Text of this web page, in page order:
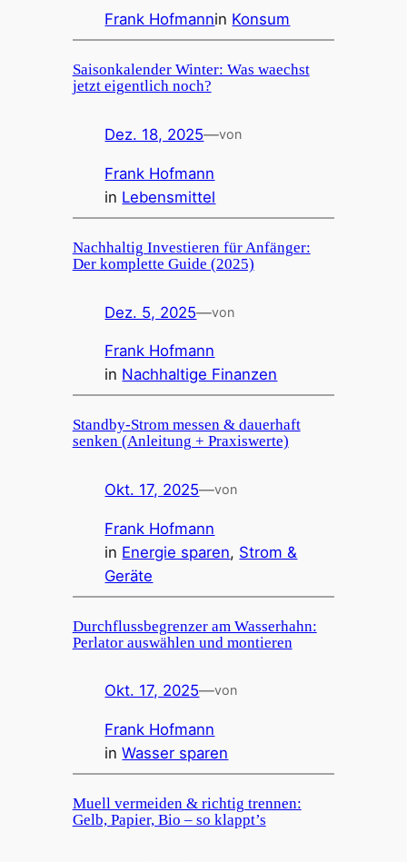
Frank Hofmannin Konsum
Saisonkalender Winter: Was waechst
jetzt eigentlich noch?
Dez. 18, 2025—von
Frank Hofmann
in Lebensmittel
Nachhaltig Investieren für Anfänger:
Der komplette Guide (2025)
Dez. 5, 2025—von
Frank Hofmann
in Nachhaltige Finanzen
Standby-Strom messen & dauerhaft
senken (Anleitung + Praxiswerte)
Okt. 17, 2025—von
Frank Hofmann
in Energie sparen, Strom &
Geräte
Durchflussbegrenzer am Wasserhahn:
Perlator auswählen und montieren
Okt. 17, 2025—von
Frank Hofmann
inWasser sparen
Muell vermeiden & richtig trennen:
Gelb, Papier, Bio – so klappt’s